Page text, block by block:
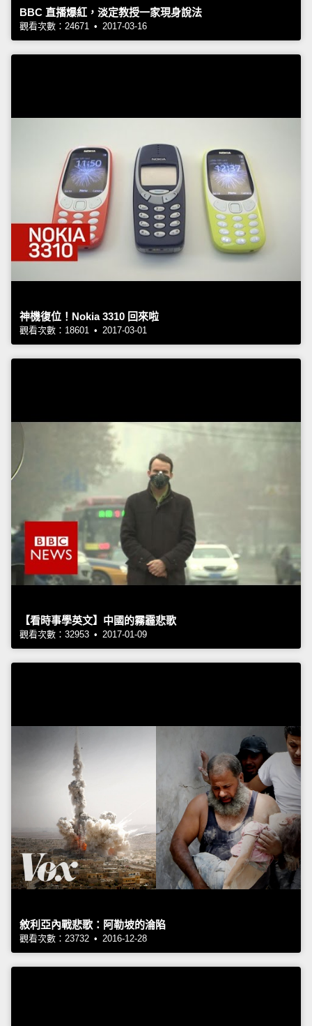
BBC 直播爆紅，淡定教授一家現身說法
觀看次數：24671 • 2017-03-16
神機復位！Nokia 3310 回來啦
觀看次數：18601 • 2017-03-01
【看時事學英文】中國的霧霾悲歌
觀看次數：32953 • 2017-01-09
敘利亞內戰悲歌：阿勒坡的淪陷
觀看次數：23732 • 2016-12-28